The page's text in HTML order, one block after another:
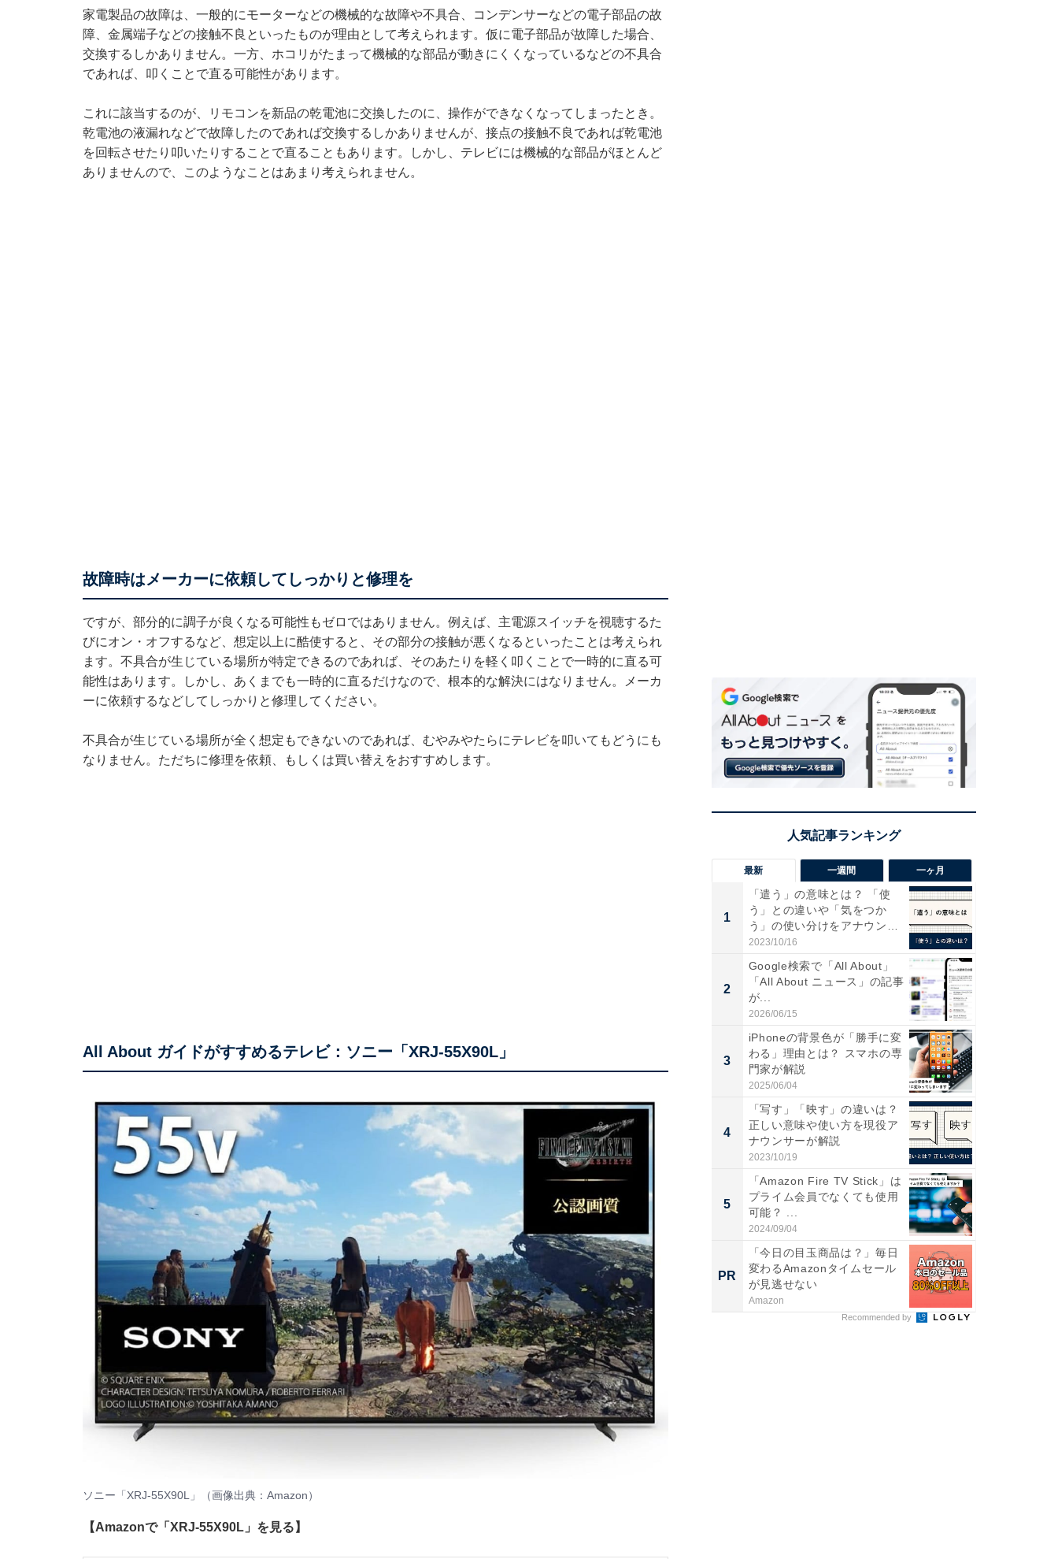
家電製品の故障は、一般的にモーターなどの機械的な故障や不具合、コンデンサーなどの電子部品の故
障、金属端子などの接触不良といったものが理由として考えられます。仮に電子部品が故障した場合、
交換するしかありません。一方、ホコリがたまって機械的な部品が動きにくくなっているなどの不具合
であれば、叩くことで直る可能性があります。
これに該当するのが、リモコンを新品の乾電池に交換したのに、操作ができなくなってしまったとき。
乾電池の液漏れなどで故障したのであれば交換するしかありませんが、接点の接触不良であれば乾電池
を回転させたり叩いたりすることで直ることもあります。しかし、テレビには機械的な部品がほとんど
ありませんので、このようなことはあまり考えられません。
故障時はメーカーに依頼してしっかりと修理を
ですが、部分的に調子が良くなる可能性もゼロではありません。例えば、主電源スイッチを視聴するた
びにオン・オフするなど、想定以上に酷使すると、その部分の接触が悪くなるといったことは考えられ
ます。不具合が生じている場所が特定できるのであれば、そのあたりを軽く叩くことで一時的に直る可
能性はあります。しかし、あくまでも一時的に直るだけなので、根本的な解決にはなりません。メーカ
ーに依頼するなどしてしっかりと修理してください。
不具合が生じている場所が全く想定もできないのであれば、むやみやたらにテレビを叩いてもどうにも
なりません。ただちに修理を依頼、もしくは買い替えをおすすめします。
All About ガイドがすすめるテレビ：ソニー「XRJ-55X90L」
ソニー「XRJ-55X90L」（画像出典： Amazon）
【Amazonで「XRJ-55X90L」を見る】
最新 一週間 一ヶ月
1
「遣う」の意味とは？ 「使
う」との違いや「気をつか
う」の使い分けをアナウンサ
ーが...
2023/10/16
2
Google検索で「All About」
「All About ニュース」の記事
が...
2026/06/15
3
iPhoneの背景色が「勝手に変
わる」理由とは？ スマホの専
門家が解説
2025/06/04
4
「写す」「映す」の違いは？
正しい意味や使い方を現役ア
ナウンサーが解説
2023/10/19
5
「Amazon Fire TV Stick」は
プライム会員でなくても使用
可能？ ...
2024/09/04
PR
「今日の目玉商品は？」毎日
変わるAmazonタイムセール
が見逃せない
Amazon
Recommended by